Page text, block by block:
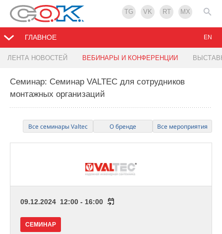
TG VK RT MX
ГЛАВНОЕ
ЛЕНТА НОВОСТЕЙ ВЕБИНАРЫ И КОНФЕРЕНЦИИ
EN
Семинар: Семинар VALTEC для сотрудников
монтажных организаций
Все семинары Valtec О бренде Все мероприятия
09.12.2024 12:00 - 16:00
СЕМИНАР